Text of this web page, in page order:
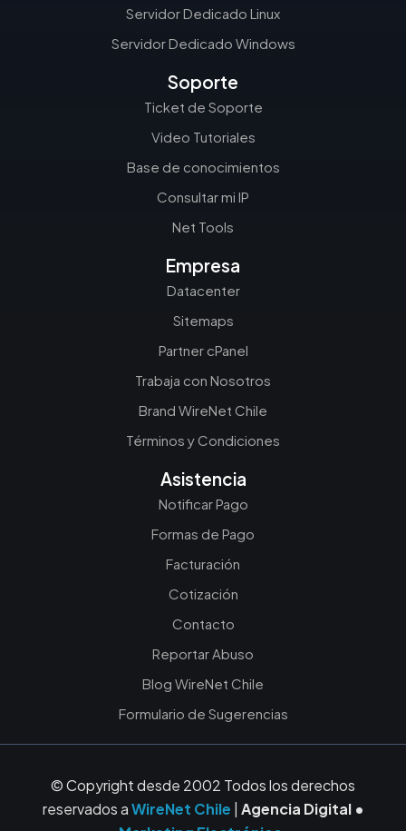
Servidor Dedicado Linux
Servidor Dedicado Windows
Soporte
Ticket de Soporte
Video Tutoriales
Base de conocimientos
Consultar mi IP
Net Tools
Empresa
Datacenter
Sitemaps
Partner cPanel
Trabaja con Nosotros
Brand WireNet Chile
Términos y Condiciones
Asistencia
Notificar Pago
Formas de Pago
Facturación
Cotización
Contacto
Reportar Abuso
Blog WireNet Chile
Formulario de Sugerencias
© Copyright desde 2002 Todos los derechos
reservados aWireNet Chile Agencia Digital •